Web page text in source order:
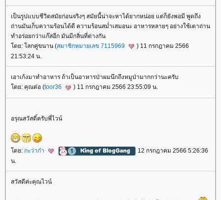
เป็นรูปแบบชีวิตสมัยก่อนจริงๆ สมัยนี้น่าจะหาได้ยากหน่อย แต่ก็ยังพอมี พูดถึง
ถ่านมันเก็บความร้อนได้ดี ความร้อนสม่ำเสมอนะ อาหารหลายๆ อย่างใช้เตาถ่าน
ทำอร่อยกว่าแก๊สอีก มันมีกลิ่นที่ต่างกัน
ดย: โลกคู่ขนาน (สมาชิกหมายเลข 7115969
) 11 กรกฎาคม 2566
21:53:24 น.
เอาเก้งมาทำอาหาร ถ้าเป็นอาหารป่าผมนึกถึงหมูป่ามากกว่านะครับ
ดย: คุณต่อ (toor36 ) 11 กรกฎาคม 2566 23:55:09 น.
อรุณสวัสดิ์ครับพี่ไวน์
ดย: กะว่าก๋า
12 กรกฎาคม 2566 5:26:36
น.
สวัสดีค่ะคุณไวน์